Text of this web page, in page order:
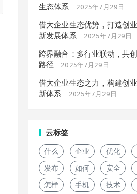
生态体系
2025年7月29日
借大企业生态优势，打造创
新发展体系
2025年7月29日
跨界融合：多行业联动，共
路径
2025年7月29日
借大企业生态之力，构建创
新体系
2025年7月29日
云标签
什么 企业 优化
发布 如何 安全
怎样 手机 技术